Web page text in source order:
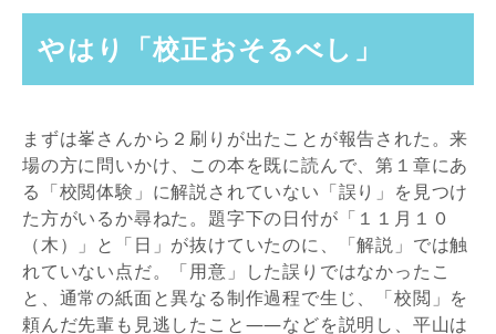
やはり「校正おそるべし」
まずは峯さんから２刷りが出たことが報告された。来
場の方に問いかけ、この本を既に読んで、第１章にあ
る「校閲体験」に解説されていない「誤り」を見つけ
た方がいるか尋ねた。題字下の日付が「１１月１０
（木）」と「日」が抜けていたのに、「解説」では触
れていない点だ。「用意」した誤りではなかったこ
と、通常の紙面と異なる制作過程で生じ、「校閲」を
頼んだ先輩も見逃したこと――などを説明し、平山は